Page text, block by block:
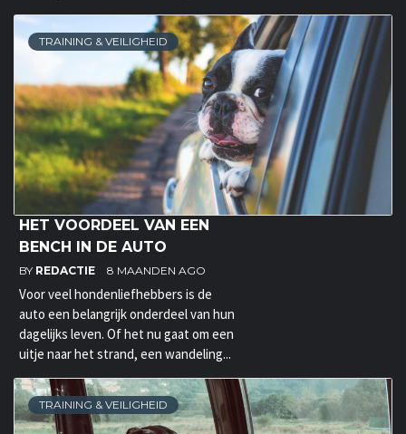
TRAINING & VEILIGHEID
HET VOORDEEL VAN EEN
BENCH IN DE AUTO
BY REDACTIE 8 MAANDEN AGO
Voor veel hondenliefhebbers is de
auto een belangrijk onderdeel van hun
dagelijks leven. Of het nu gaat om een
uitje naar het strand, een wandeling...
TRAINING & VEILIGHEID